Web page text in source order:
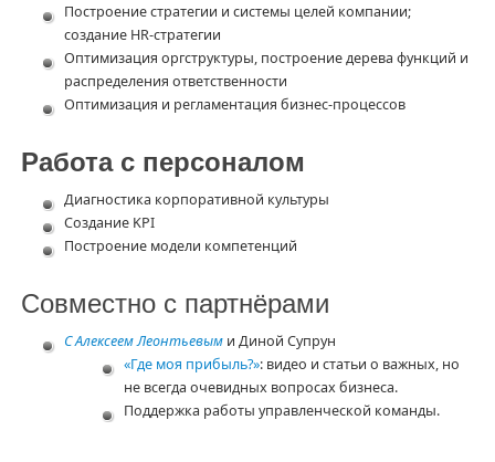
Построение стратегии и системы целей компании;
создание HR-стратегии
Оптимизация оргструктуры, построение дерева функций и
распределения ответственности
Оптимизация и регламентация бизнес-процессов
Работа с персоналом
Диагностика корпоративной культуры
Создание KPI
Построение модели компетенций
Совместно с партнёрами
С Алексеем Леонтьевыми Диной Супрун
«Где моя прибыль?»: видео и статьи о важных, но
не всегда очевидных вопросах бизнеса.
Поддержка работы управленческой команды.